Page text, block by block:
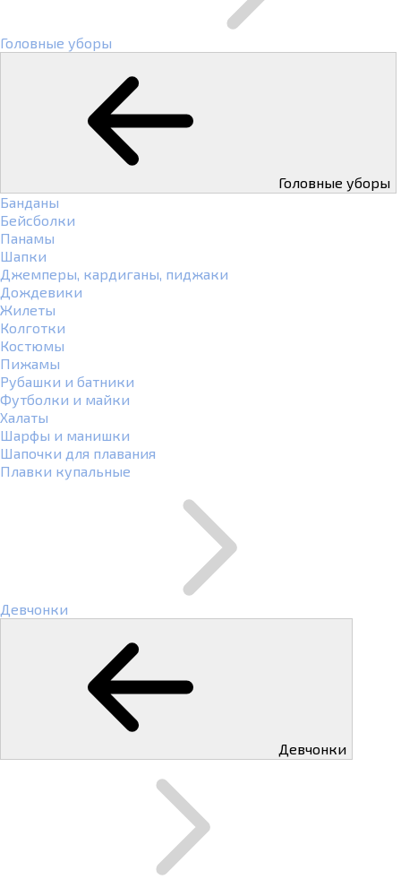
Головные уборы
Головные уборы
Банданы
Бейсболки
Панамы
Шапки
Джемперы, кардиганы, пиджаки
Дождевики
Жилеты
Колготки
Костюмы
Пижамы
Рубашки и батники
Футболки и майки
Халаты
Шарфы и манишки
Шапочки для плавания
Плавки купальные
Девчонки
Девчонки